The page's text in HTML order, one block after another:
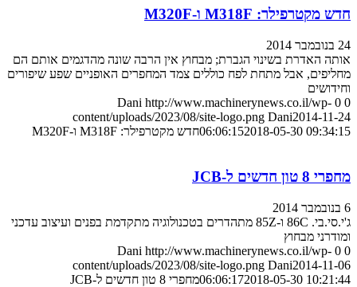
חדש מקטרפילר: M318F ו-M320F
24 בנובמבר 2014
אותה האדרת בשינוי הגברת; מבחוץ אין הרבה שונה מהדגמים אותם הם
מחליפים, אבל מתחת לפח כוללים צמד המחפרים האופניים שפע שיפורים
וחידושים
0
0
Dani http://www.machinerynews.co.il/wp-
content/uploads/2023/08/site-logo.png Dani2014-11-24
06:06:152018-05-30 09:34:15 חדש מקטרפילר: M318F ו-M320F
מחפרי 8 טון חדשים ל-JCB
6 בנובמבר 2014
ג'י.סי.בי. 86C ו-85Z מתהדרים בטכנולוגיה מתקדמת בפנים ועיצוב עדכני
ומודרני מבחוץ
0
0
Dani http://www.machinerynews.co.il/wp-
content/uploads/2023/08/site-logo.png Dani2014-11-06
06:06:172018-05-30 10:21:44 מחפרי 8 טון חדשים ל-JCB